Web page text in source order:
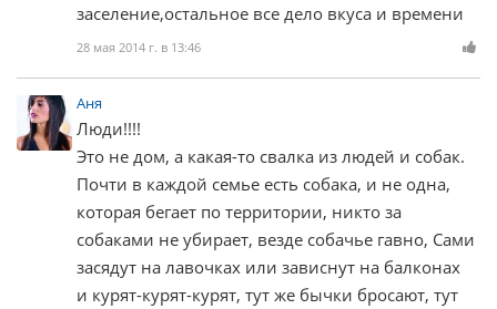
заселение,остальное все дело вкуса и времени
28 мая 2014 г. в 13:46
Аня
Люди!!!!
Это не дом, а какая-то свалка из людей и собак.
Почти в каждой семье есть собака, и не одна,
которая бегает по территории, никто за
собаками не убирает, везде собачье гавно, Сами
засядут на лавочках или зависнут на балконах
и курят-курят-курят, тут же бычки бросают, тут